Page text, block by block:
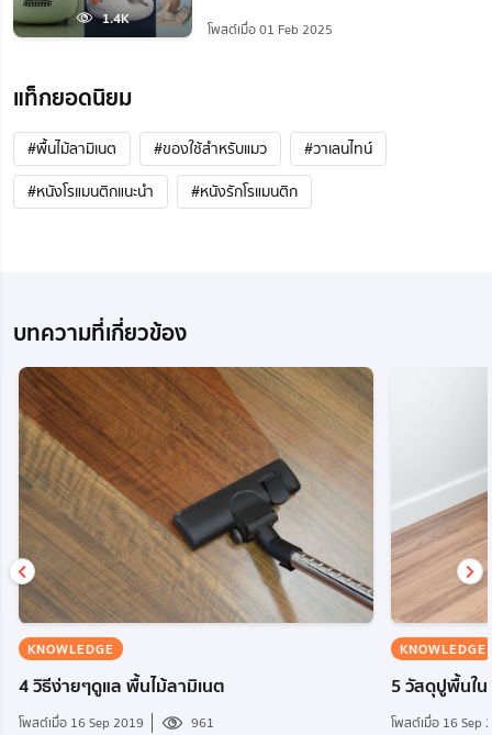
1.4K
โพสต์เมื่อ 01 Feb 2025
แท็กยอดนิยม
#พื้นไม้ลามิเนต #ของใช้สำหรับแมว
#วาเลนไทน์
#หนังโรแมนติกแนะนํา
#หนังรักโรแมนติก
บทความที่เกี่ยวข้อง
KNOWLEDGE
4 วิธีง่ายๆดูแล พื้นไม้ลามิเนต
โพสต์เมื่อ 16 Sep 2019 961
KNOWLEDGE
5 วัสดุปูพื้นใ
โพสต์เมื่อ 16 Sep